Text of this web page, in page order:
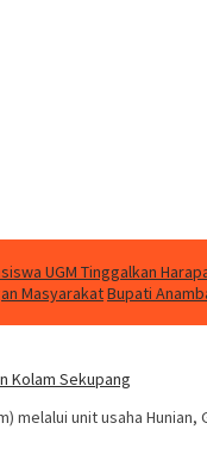
UGM Tinggalkan
MasyarakatBupati
Kolam Sekupang
melalui unit usaha